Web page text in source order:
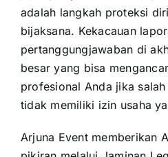
adalah langkah proteksi
bijaksana. Kekacauan
pertanggungjawaban di
besar yang bisa
profesional Anda jika
tidak memiliki izin usaha
Arjuna Event memberikan